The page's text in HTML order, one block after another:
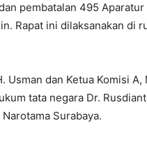
pembatalan 495
Rapat ini dilaksanakan di
Usman dan Ketua Komisi A,
tata negara Dr.
Surabaya.